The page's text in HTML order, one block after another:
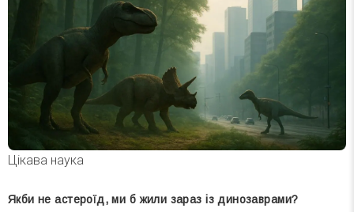
Цікава наука
Якби не астероїд, ми б жили зараз із динозаврами?